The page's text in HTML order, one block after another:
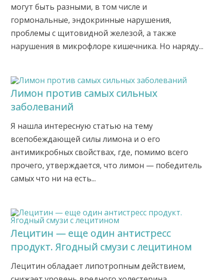
могут быть разными, в том числе и
гормональные, эндокринные нарушения,
проблемы с щитовидной железой, а также
нарушения в микрофлоре кишечника. Но наряду...
Лимон против самых сильных
заболеваний
Я нашла интересную статью на тему
всепобеждающей силы лимона и о его
антимикробных свойствах, где, помимо всего
прочего, утверждается, что лимон — победитель
самых что ни на есть...
Лецитин — еще один антистресс
продукт. Ягодный смузи с лецитином
Лецитин обладает липотропным действием,